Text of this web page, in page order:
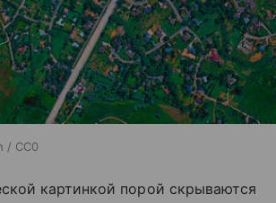
/ CC0
картинкой порой скрываются